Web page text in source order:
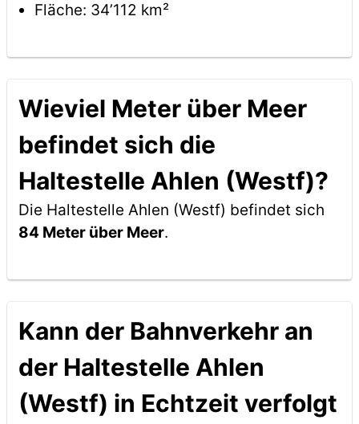
Fläche: 34’112 km²
Wieviel Meter über Meer
befindet sich die
Haltestelle Ahlen (Westf)?
Die Haltestelle Ahlen (Westf) befindet sich
84 Meter über Meer.
Kann der Bahnverkehr an
der Haltestelle Ahlen
(Westf) in Echtzeit verfolgt